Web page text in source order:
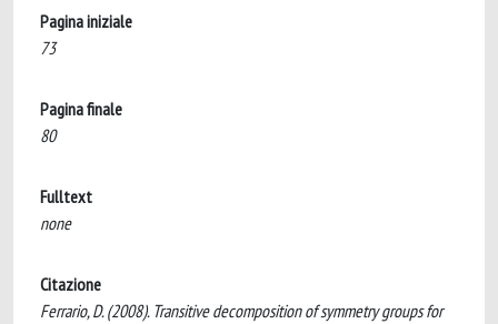
Pagina iniziale
73
Pagina finale
80
Fulltext
none
Citazione
Ferrario, D. (2008). Transitive decomposition of symmetry groups for